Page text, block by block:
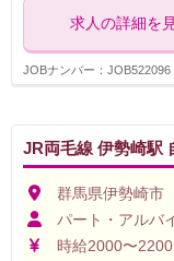
求人の詳細を
JOBナンバー：JOB522096
JR両毛線 伊勢崎駅
群馬県伊勢崎市
パート・アルバ
時給2000〜